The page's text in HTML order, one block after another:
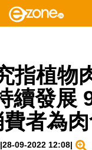
指植物
續發展
者為
|28-09-2022 12:08|